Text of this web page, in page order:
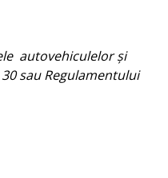
autovehiculelor şi
sau Regulamentului